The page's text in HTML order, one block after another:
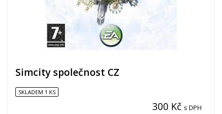
Simcity společnost CZ
SKLADEM 1 KS
300 Kč s DPH